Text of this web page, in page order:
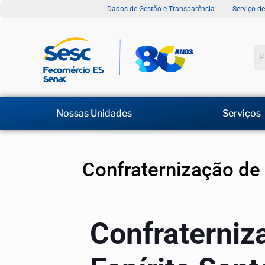
Dados de Gestão e Transparência Serviço
Nossas Unidades Serviços
Confraternização